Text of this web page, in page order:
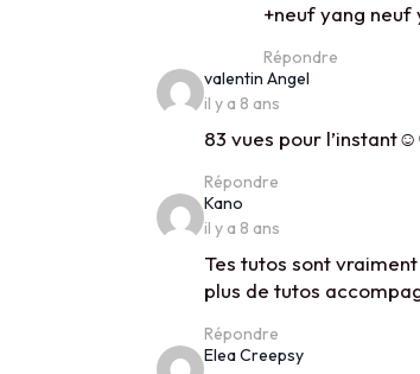
+neuf yang neuf
Répondre
valentin Angel
il y a 8 ans
83 vues pour
Répondre
Kano
il y a 8 ans
Tes tutos sont
plus de tutos
Répondre
Elea Creepsysays: